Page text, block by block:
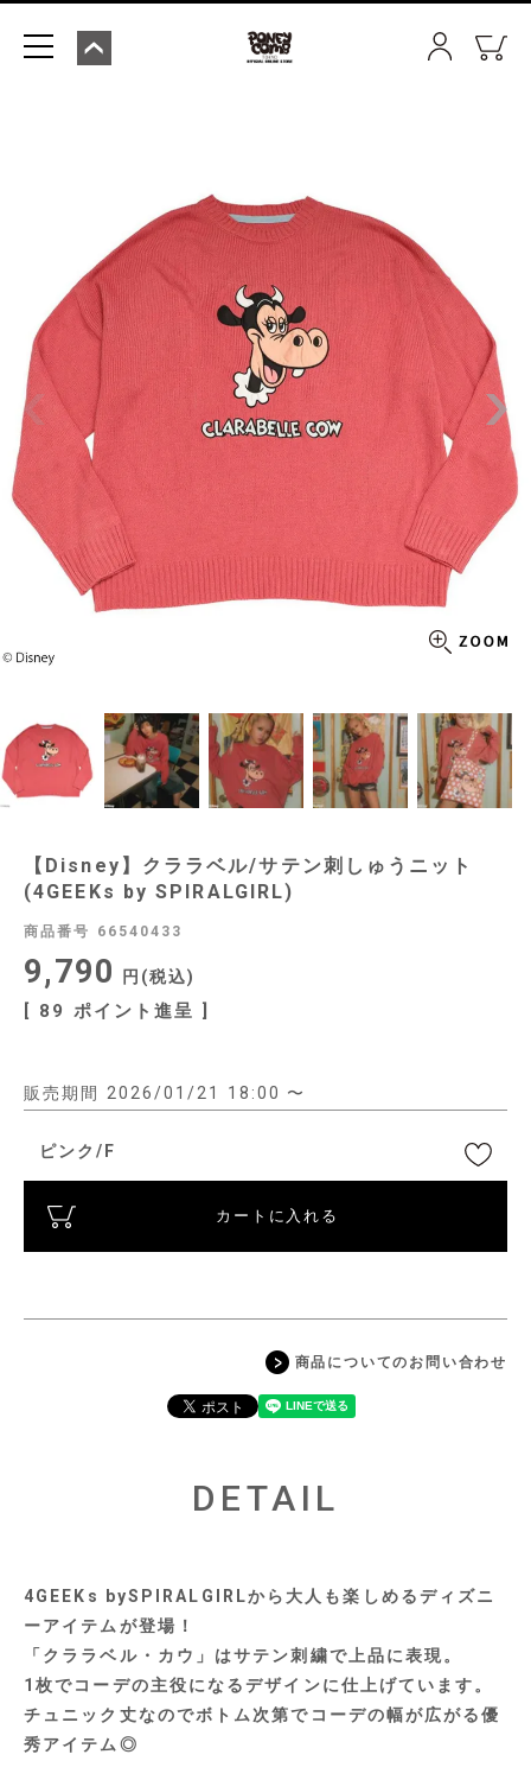
【Disney】クララベル/サテン刺しゅうニット
(4GEEKs by SPIRALGIRL)
商品番号 66540433
9,790 税込
[ 89 ポイント進呈 ]
販売期間 2026/01/21 18:00 〜
ピンク/F
カートに入れる
商品についてのお問い合わせ
DETAIL
4GEEKs bySPIRALGIRLから大人も楽しめるディズニ
ーアイテムが登場！
「クララベル・カウ」はサテン刺繍で上品に表現。
1枚でコーデの主役になるデザインに仕上げています。
チュニック丈なのでボトム次第でコーデの幅が広がる優
秀アイテム◎